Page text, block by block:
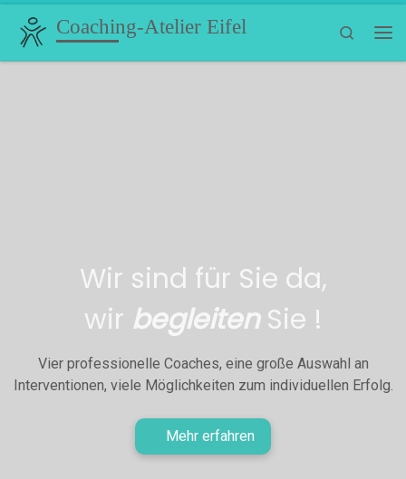
Zum Inhalt springen
Coaching-Atelier Eifel
Search
Wir sind für Sie da,
wir begleitenSie !
Vier professionelle Coaches, eine große Auswahl an
Interventionen, viele Möglichkeiten zum individuellen Erfolg.
Mehr erfahren